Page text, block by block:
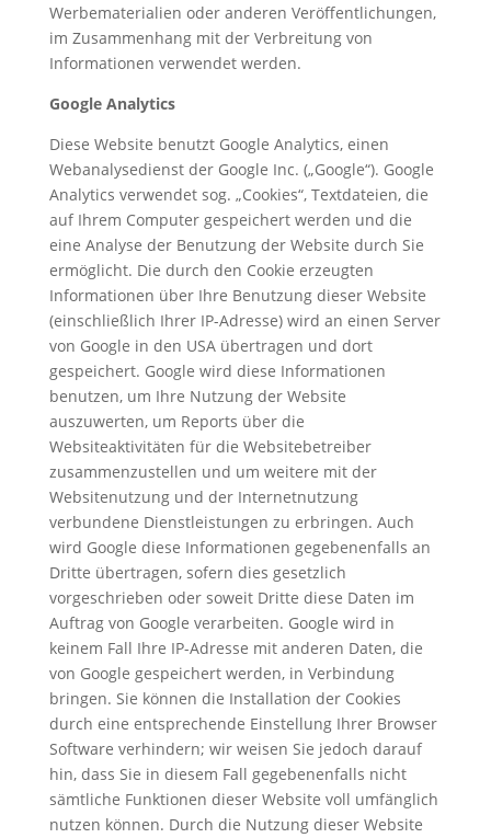
Werbematerialien oder anderen Veröffentlichungen,
im Zusammenhang mit der Verbreitung von
Informationen verwendet werden.
Google Analytics
Diese Website benutzt Google Analytics, einen
Webanalysedienst der Google Inc. („Google“). Google
Analytics verwendet sog. „Cookies“, Textdateien, die
auf Ihrem Computer gespeichert werden und die
eine Analyse der Benutzung der Website durch Sie
ermöglicht. Die durch den Cookie erzeugten
Informationen über Ihre Benutzung dieser Website
(einschließlich Ihrer IP-Adresse) wird an einen Server
von Google in den USA übertragen und dort
gespeichert. Google wird diese Informationen
benutzen, um Ihre Nutzung der Website
auszuwerten, um Reports über die
Websiteaktivitäten für die Websitebetreiber
zusammenzustellen und um weitere mit der
Websitenutzung und der Internetnutzung
verbundene Dienstleistungen zu erbringen. Auch
wird Google diese Informationen gegebenenfalls an
Dritte übertragen, sofern dies gesetzlich
vorgeschrieben oder soweit Dritte diese Daten im
Auftrag von Google verarbeiten. Google wird in
keinem Fall Ihre IP-Adresse mit anderen Daten, die
von Google gespeichert werden, in Verbindung
bringen. Sie können die Installation der Cookies
durch eine entsprechende Einstellung Ihrer Browser
Software verhindern; wir weisen Sie jedoch darauf
hin, dass Sie in diesem Fall gegebenenfalls nicht
sämtliche Funktionen dieser Website voll umfänglich
nutzen können. Durch die Nutzung dieser Website